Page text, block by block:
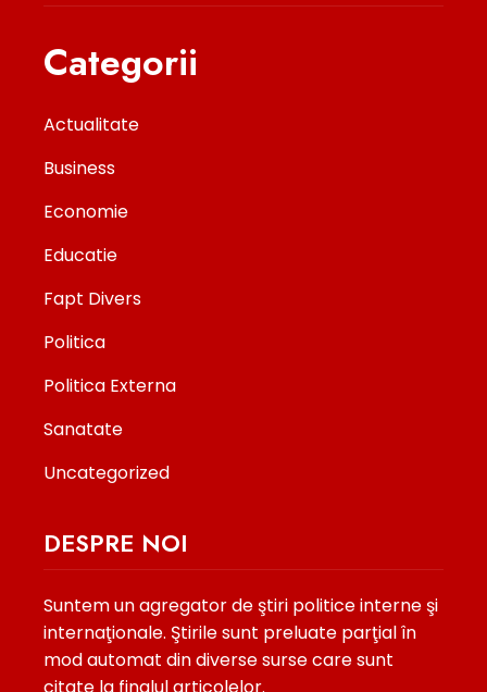
Categorii
Actualitate
Business
Economie
Educatie
Fapt Divers
Politica
Politica Externa
Sanatate
Uncategorized
DESPRE NOI
Suntem un agregator de ştiri politice interne şi
internaţionale. Ştirile sunt preluate parţial în
mod automat din diverse surse care sunt